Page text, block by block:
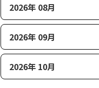
2026年 08月
2026年 09月
2026年 10月